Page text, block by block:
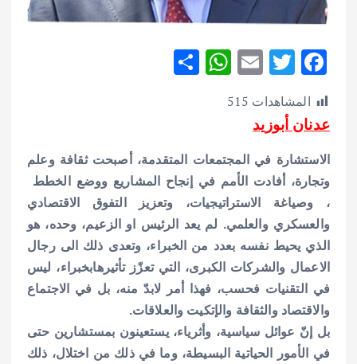
F
ac
e
b
o
o
k
T
w
it
te
r
E
m
ai
W
A
p
p
المشاهدات 515
عدنان أبوزيد
الاستشارة في المجتمعات المتقدمة، أصبحت ثقافة وعلم
وتجارة، أفادت الأمم في إنجاح المشاريع ووضع الخطط
، وصياغة الاستراتيجيات، وتعزيز التفوق الاقتصادي
والعسكري والعلمي. لم يعد الرئيس او الزعيم، وحده، هو
الذي يحيط نفسه بعدد من الخبراء، وتعدى ذلك الى رجال
الاعمال والشركات الكبرى، التي تعزّز تأثيرهابخبراء، ليس
في التقنيات فحسب، فهذا أمر لابدّ منه، بل في الاجتماع
والاقتصاد والثقافة والإتكيت والعلاقات.
بل إنّ عوائل سياسية، وأثرياء، يستعينون بمستشارين حتى
في الأمور الحياتية البسيطة، وما في ذلك من اختلال، ذلك